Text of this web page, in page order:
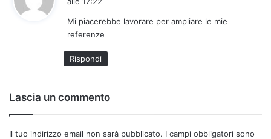
e
Mi piacerebbe lavorare per ampliare le mie
referenze
Rispondi
Lascia un commento
Il tuo indirizzo email non sarà pubblicato. I campi obbligatori sono